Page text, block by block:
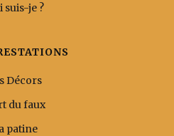
suis-je ?
Décors
du faux
patine